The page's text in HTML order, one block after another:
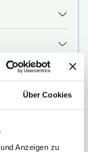
Über Cookies
Anzeigen zu